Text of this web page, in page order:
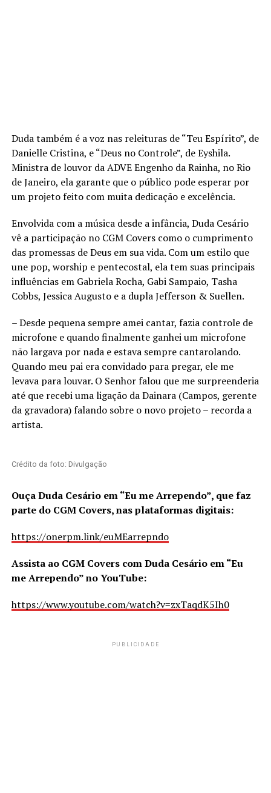
Duda também é a voz nas releituras de “Teu Espírito”, de
Danielle Cristina, e “Deus no Controle”, de Eyshila.
Ministra de louvor da ADVE Engenho da Rainha, no Rio
de Janeiro, ela garante que o público pode esperar por
um projeto feito com muita dedicação e excelência.
Envolvida com a música desde a infância, Duda Cesário
vê a participação no CGM Covers como o cumprimento
das promessas de Deus em sua vida. Com um estilo que
une pop, worship e pentecostal, ela tem suas principais
influências em Gabriela Rocha, Gabi Sampaio, Tasha
Cobbs, Jessica Augusto e a dupla Jefferson & Suellen.
– Desde pequena sempre amei cantar, fazia controle de
microfone e quando finalmente ganhei um microfone
não largava por nada e estava sempre cantarolando.
Quando meu pai era convidado para pregar, ele me
levava para louvar. O Senhor falou que me surpreenderia
até que recebi uma ligação da Dainara (Campos, gerente
da gravadora) falando sobre o novo projeto – recorda a
artista.
Crédito da foto: Divulgação
Ouça Duda Cesário em “Eu me Arrependo”, que faz
parte do CGM Covers, nas plataformas digitais:
https://onerpm.link/euMEarrepndo
Assista ao CGM Covers com Duda Cesário em “Eu
me Arrependo” no YouTube:
https://www.youtube.com/watch?v=zxTaqdK5Ih0
PUBLICIDADE